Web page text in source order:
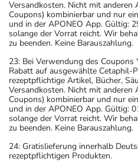
Versandkosten. Nicht mit anderen
Coupons) kombinierbar und nur
und in der APONEO App. Gültig:
solange der Vorrat reicht. Wir
zu beenden. Keine Barauszahlung.
23: Bei Verwendung des
Rabatt auf ausgewählte Cetaphil-
rezeptpflichtige Artikel, Bücher,
Versandkosten. Nicht mit anderen
Coupons) kombinierbar und nur
und in der APONEO App. Gültig:
solange der Vorrat reicht. Wir
zu beenden. Keine Barauszahlung.
24: Gratislieferung innerhalb
rezeptpflichtigen Produkten.